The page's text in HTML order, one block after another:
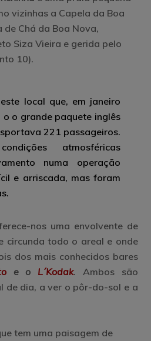
vizinhas a Capela da Boa
Chá da Boa Nova,
Siza Vieira e gerida pelo
10).
local que, em janeiro
o o grande paquete inglês
221 passageiros.
atmosféricas
numa operação
e arriscada, mas foram
nos uma envolvente de
circunda todo o areal e onde
dos mais conhecidos bares
e o L´Kodak. Ambos são
de dia, a ver o pôr-do-sol e a
tem uma paisagem de